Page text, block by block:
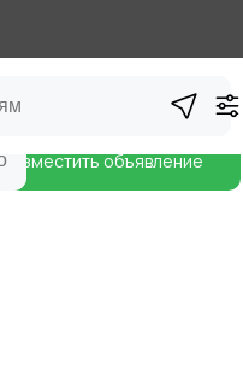
Разместить объявление